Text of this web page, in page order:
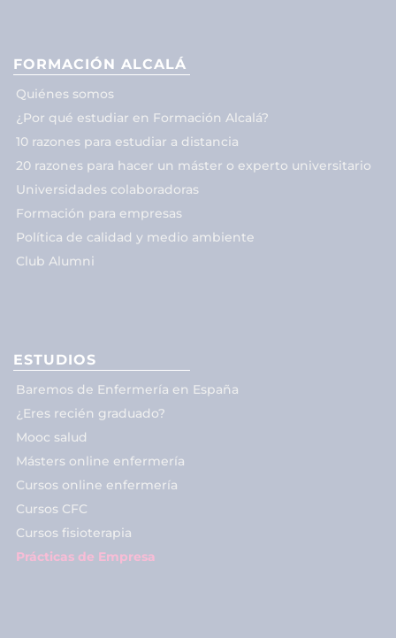
FORMACIÓN ALCALÁ
Quiénes somos
¿Por qué estudiar en Formación Alcalá?
10 razones para estudiar a distancia
20 razones para hacer un máster o experto universitario
Universidades colaboradoras
Formación para empresas
Política de calidad y medio ambiente
Club Alumni
ESTUDIOS
Baremos de Enfermería en España
¿Eres recién graduado?
Mooc salud
Másters online enfermería
Cursos online enfermería
Cursos CFC
Cursos fisioterapia
Prácticas de Empresa